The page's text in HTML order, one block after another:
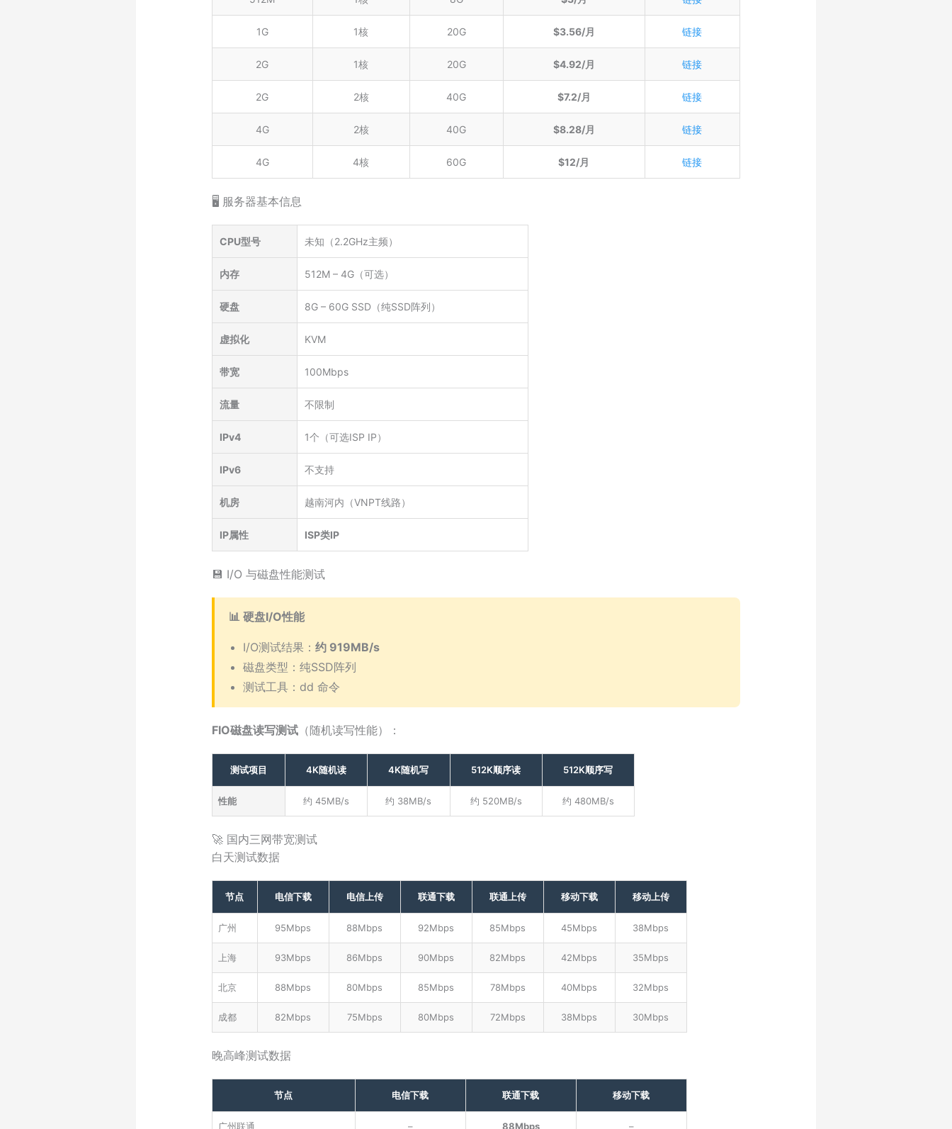
1G 1核 20G $3.56/月 链接
2G 1核 20G $4.92/月 链接
2G 2核 40G $7.2/月 链接
4G 2核 40G $8.28/月 链接
4G 4核 60G $12/月 链接
🖥️ 服务器基本信息
CPU型号 未知（2.2GHz主频）
内存 512M – 4G（可选）
硬盘 8G – 60G SSD（纯SSD阵列）
虚拟化 KVM
带宽 100Mbps
流量 不限制
IPv4 1个（可选ISP IP）
IPv6 不支持
机房 越南河内（VNPT线路）
IP属性 ISP类IP
💾 I/O 与磁盘性能测试
📊 硬盘I/O性能
I/O测试结果： 约 919MB/s
磁盘类型：纯SSD阵列
测试工具：dd 命令
FIO磁盘读写测试（随机读写性能）：
测试项目 4K随机读 4K随机写 512K顺序读 512K顺序写
性能 约 45MB/s 约 38MB/s 约 520MB/s 约 480MB/s
🚀 国内三网带宽测试
白天测试数据
节点 电信下载 电信上传 联通下载 联通上传 移动下载 移动上传
广州 95Mbps 88Mbps 92Mbps 85Mbps 45Mbps 38Mbps
上海 93Mbps 86Mbps 90Mbps 82Mbps 42Mbps 35Mbps
北京 88Mbps 80Mbps 85Mbps 78Mbps 40Mbps 32Mbps
成都 82Mbps 75Mbps 80Mbps 72Mbps 38Mbps 30Mbps
晚高峰测试数据
节点 电信下载 联通下载 移动下载
广州联通 – 88Mbps –